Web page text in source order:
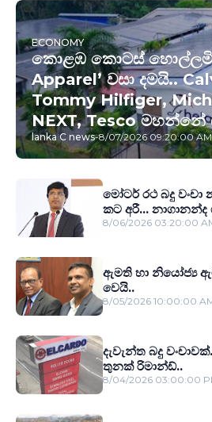
ECONOMY
කොළඹ කොටස්
Apparel’ වසා දමයි..
Tommy Hilfiger,
NEXT, Tesco
lanka C news-8/07/2026 09:20:00 AM
මෝටර් රථ බදු
කට අරී...
8/06/2026 03:20:00
ඇමති හා නියෝජ්‍ය
වෙයි..
8/05/2026 10:00:00
දැවැන්ත බදු
තුනක් රිමාන්ඩ්..
8/04/2026 03:00:00